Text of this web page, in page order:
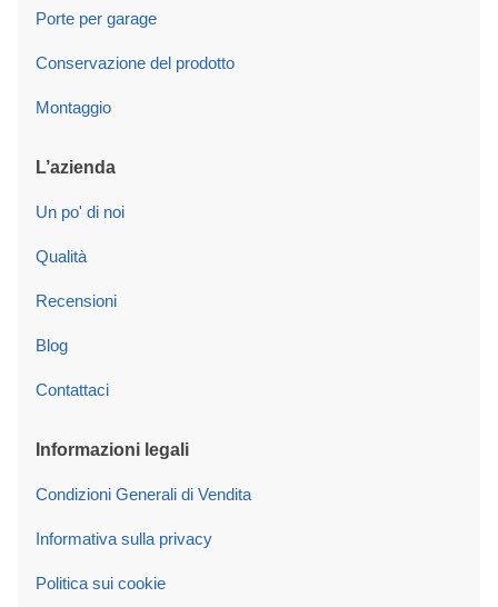
Porte per garage
Conservazione del prodotto
Montaggio
L’azienda
Un po' di noi
Qualità
Recensioni
Blog
Contattaci
Informazioni legali
Condizioni Generali di Vendita
Informativa sulla privacy
Politica sui cookie